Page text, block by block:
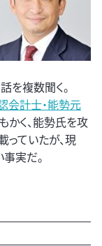
を複数聞く。
会計士・能勢元
かく、能勢氏を攻
っていたが、現
実だ。